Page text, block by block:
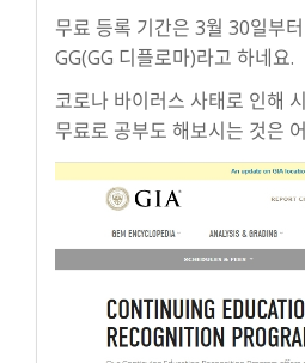
무료 등록 기간은 3월 30일부
GG(GG 디플로마)라고 하네요.
코로나 바이러스 사태로 인해
무료로 공부도 해보시는 것은